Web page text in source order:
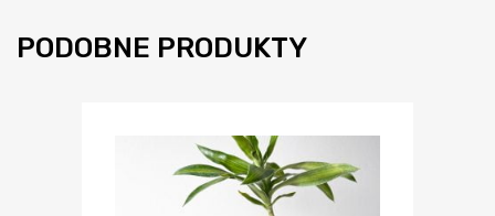
PODOBNE PRODUKTY